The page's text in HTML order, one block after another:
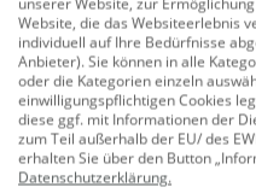
Polypropylen (PP) sind
Salze, Laugen und
Größen DN 40 bis DN 110
und 2000 mm. Bögen
von 15° bis 87,5°
Durchmesser: 40/30 mm
Website, die das Websiteerlebnis
individuell auf Ihre Bedürfnisse
Anbieter). Sie können in alle
oder die Kategorien einzeln
einwilligungspflichtigen Cookies
diese ggf. mit Informationen der
zum Teil außerhalb der EU/ des
erhalten Sie über den Button
Datenschutzerklärung.